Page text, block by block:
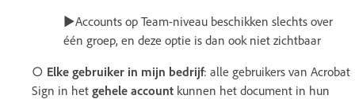
►Accounts op Team-niveau beschikken slechts over
één groep, en deze optie is dan ook niet zichtbaar
○ Elke gebruiker in mijn bedrijf: alle gebruikers van Acrobat
Sign in het gehele account kunnen het document in hun